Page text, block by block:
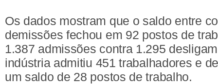
Os dados mostram que o saldo entre
demissões fechou em 92 postos de
1.387 admissões contra 1.295
indústria admitiu 451 trabalhadores e
um saldo de 28 postos de trabalho.